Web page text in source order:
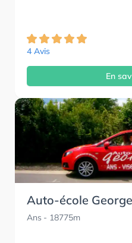
4 Avis
En
Auto-école
Ans - 18775m